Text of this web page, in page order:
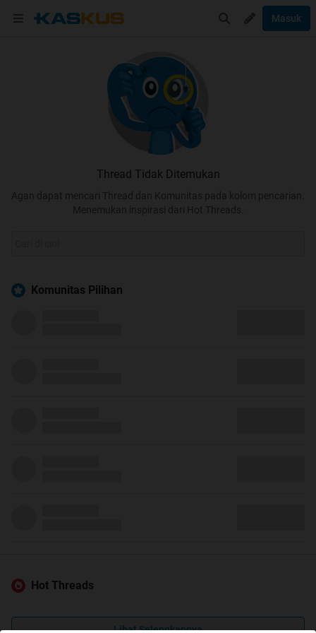
Masuk
Thread Tidak Ditemukan
Agan dapat mencari Thread dan Komunitas pada kolom pencarian.
Menemukan inspirasi dari Hot Threads.
Komunitas Pilihan
Hot Threads
Lihat Selengkapnya